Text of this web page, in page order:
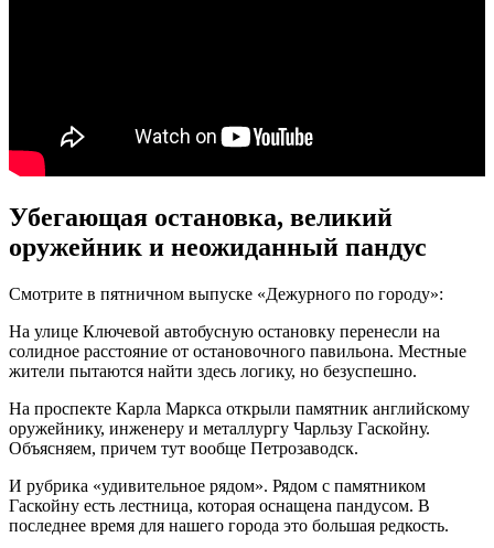
Убегающая остановка, великий
оружейник и неожиданный пандус
Смотрите в пятничном выпуске «Дежурного по городу»:
На улице Ключевой автобусную остановку перенесли на
солидное расстояние от остановочного павильона. Местные
жители пытаются найти здесь логику, но безуспешно.
На проспекте Карла Маркса открыли памятник английскому
оружейнику, инженеру и металлургу Чарльзу Гаскойну.
Объясняем, причем тут вообще Петрозаводск.
И рубрика «удивительное рядом». Рядом с памятником
Гаскойну есть лестница, которая оснащена пандусом. В
последнее время для нашего города это большая редкость.